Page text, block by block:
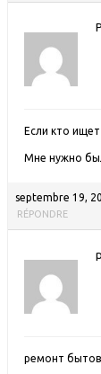
Если кто
Мне нужно
septembre 19,
RÉPONDRE
ремонт